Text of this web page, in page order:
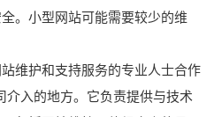
。小型网站可能需要较少的维
维护和支持服务的专业人士合作
介入的地方。它负责提供与技术